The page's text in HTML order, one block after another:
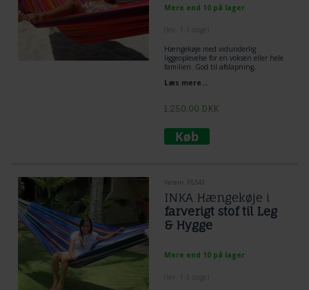
Mere end 10 på lager
Hængekøje med vidunderlig
liggeoplevelse for en voksen eller hele
familien. God til afslapning,
børn elsker at legei. Super Strærk
og Afslapning
Læs mere...
1.250,00 DKK
Varenr. FG543
INKA Hængekøje i
farverigt stof til Leg
& Hygge
Mere end 10 på lager